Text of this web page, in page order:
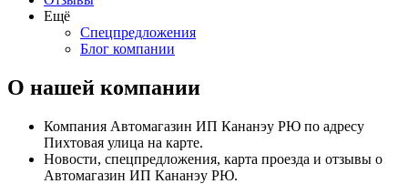
Ещё
Спецпредложения
Блог компании
О нашей компании
Компания Автомагазин ИП Кананэу РЮ по адресу
Пихтовая улица на карте.
Новости, спецпредложения, карта проезда и отзывы о
Автомагазин ИП Кананэу РЮ.